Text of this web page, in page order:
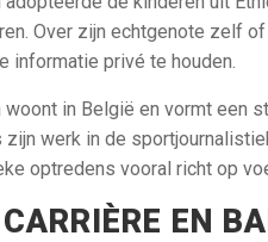
Over zijn echtgenote zelf
informatie privé te houden.
woont in België en vormt een
zijn werk in de
optredens vooral richt op
EN